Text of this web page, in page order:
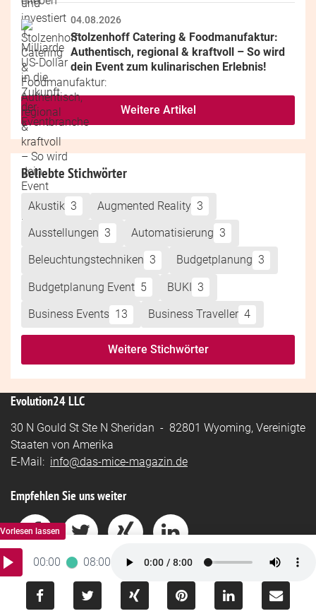
00:00 08:00
04.08.2026
Stolzenhoff Catering & Foodmanufaktur:
Authentisch, regional & kraftvoll – So wird
dein Event zum kulinarischen Erlebnis!
Weitere Artikel
Beliebte Stichwörter
Akustik 3 Augmented Reality 3
Ausstellungen 3 Automatisierung 3
Beleuchtungstechniken 3 Budgetplanung 3
Budgetplanung Event 5 BUKI 3
Business Events 13 Business Traveller 4
Weitere Stichwörter
Evolution24 LLC
30 N Gould St Ste N Sheridan - 82801 Wyoming, Vereinigte
Staaten von Amerika
E-Mail: info@das-mice-magazin.de
Empfehlen Sie uns weiter
Impressum Datenschutz
Powered by BUKI-Software.ai